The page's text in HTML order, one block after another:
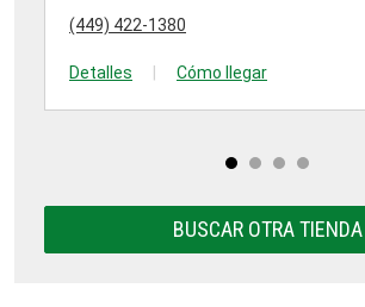
(449) 422-1380
Detalles Cómo llegar
BUSCAR OTRA TIENDA